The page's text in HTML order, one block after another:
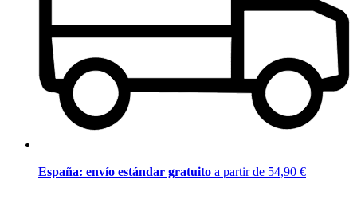
España: envío estándar gratuito a partir de 54,90 €